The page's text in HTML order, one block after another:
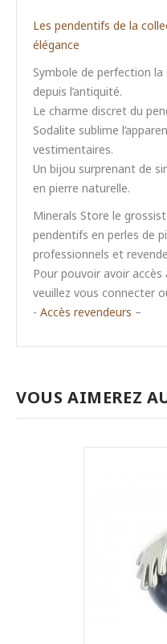
Les pendentifs de la
élégance
Symbole de perfection
depuis l’antiquité.
Le charme discret du
Sodalite sublime
vestimentaires.
Un bijou surprenant de
en pierre naturelle.
Minerals Store le
pendentifs en perles de
professionnels et
Pour pouvoir avoir
veuillez vous connecter
- Accès revendeurs –
VOUS AIMEREZ